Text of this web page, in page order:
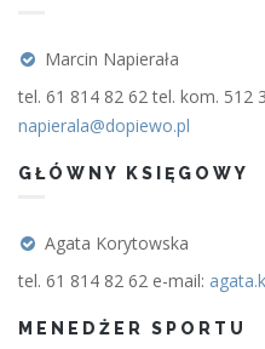
Marcin Napierała
tel. 61 814 82 62 tel. kom. 512
napierala@dopiewo.pl
GŁÓWNY KSIĘGOWY
Agata Korytowska
tel. 61 814 82 62 e-mail:
MENEDŻER SPORTU